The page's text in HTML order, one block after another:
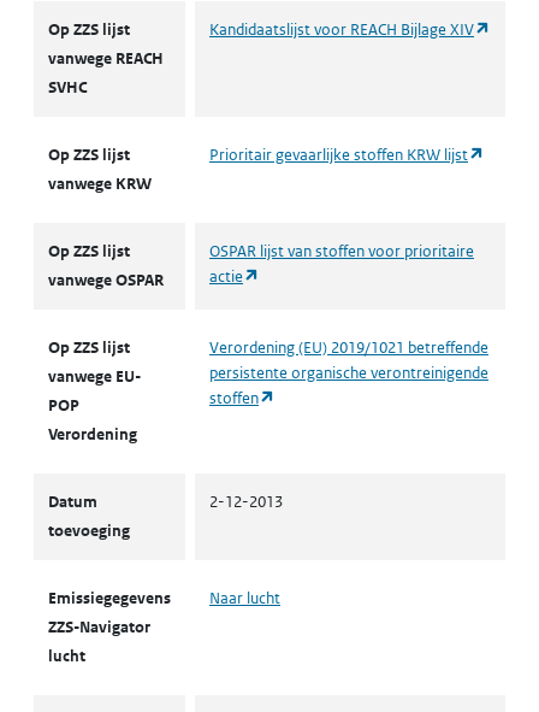
Op ZZS lijst
vanwege REACH
SVHC
Kandidaatslijst voor REACH Bijlage XIV
Op ZZS lijst
vanwege KRW
Prioritair gevaarlijke stoffen KRW lijst
Op ZZS lijst
vanwege OSPAR
OSPAR lijst van stoffen voor prioritaire
actie
Op ZZS lijst
vanwege EU-
POP
Verordening
Verordening (EU) 2019/1021 betreffende
persistente organische verontreinigende
stoffen
Datum
toevoeging
2-12-2013
Emissiegegevens
ZZS-Navigator
lucht
Naar lucht